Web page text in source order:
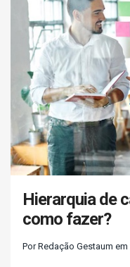
Hierarquia de
como fazer?
Por Redação Gestaum